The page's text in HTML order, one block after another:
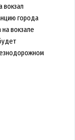
вокзал
города
на вокзале